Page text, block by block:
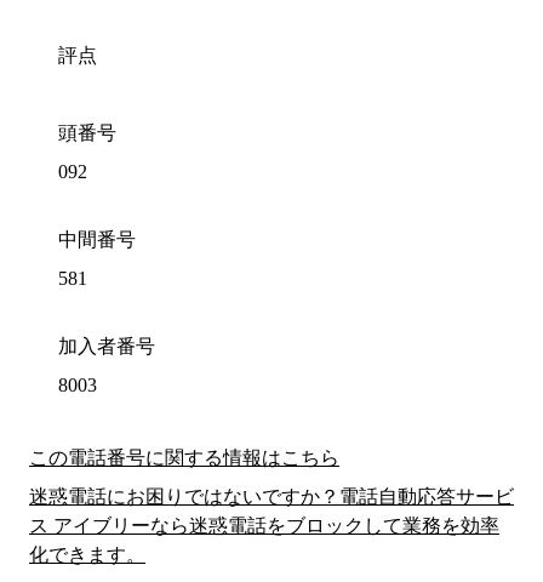
評点
頭番号
092
中間番号
581
加入者番号
8003
この電話番号に関する情報はこちら
迷惑電話にお困りではないですか？電話自動応答サービ
ス アイブリーなら迷惑電話をブロックして業務を効率
化できます。